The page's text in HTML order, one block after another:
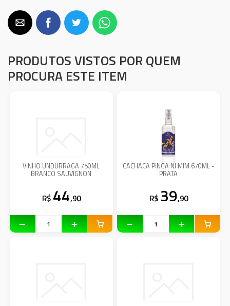
PRODUTOS VISTOS POR QUEM
PROCURA ESTE ITEM
VINHO UNDURRAGA 750ML
BRANCO SAUVIGNON
R$ 44,90
CACHACA PINGA NI MIM 670ML -
PRATA
R$ 39,90